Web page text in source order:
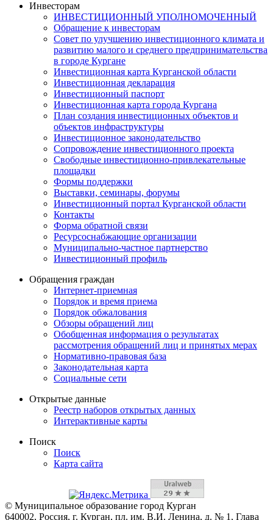
Инвесторам
ИНВЕСТИЦИОННЫЙ УПОЛНОМОЧЕННЫЙ
Обращение к инвесторам
Совет по улучшению инвестиционного климата и
развитию малого и среднего предпринимательства
в городе Кургане
Инвестиционная карта Курганской области
Инвестиционная декларация
Инвестиционный паспорт
Инвестиционная карта города Кургана
План создания инвестиционных объектов и
объектов инфраструктуры
Инвестиционное законодательство
Сопровождение инвестиционного проекта
Свободные инвестиционно-привлекательные
площадки
Формы поддержки
Выставки, семинары, форумы
Инвестиционный портал Курганской области
Контакты
Форма обратной связи
Ресурсоснабжающие организации
Муниципально-частное партнерство
Инвестиционный профиль
Обращения граждан
Интернет-приемная
Порядок и время приема
Порядок обжалования
Обзоры обращений лиц
Обобщенная информация о результатах
рассмотрения обращений лиц и принятых мерах
Нормативно-правовая база
Законодательная карта
Социальные сети
Открытые данные
Реестр наборов открытых данных
Интерактивные карты
Поиск
Поиск
Карта сайта
© Муниципальное образование город Курган
640002, Россия, г. Курган, пл. им. В.И. Ленина, д. № 1, Глава